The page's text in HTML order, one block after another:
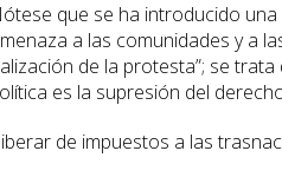
que se ha introducido
a las comunidades y a
de la protesta”; se
es la supresión del
de impuestos a las